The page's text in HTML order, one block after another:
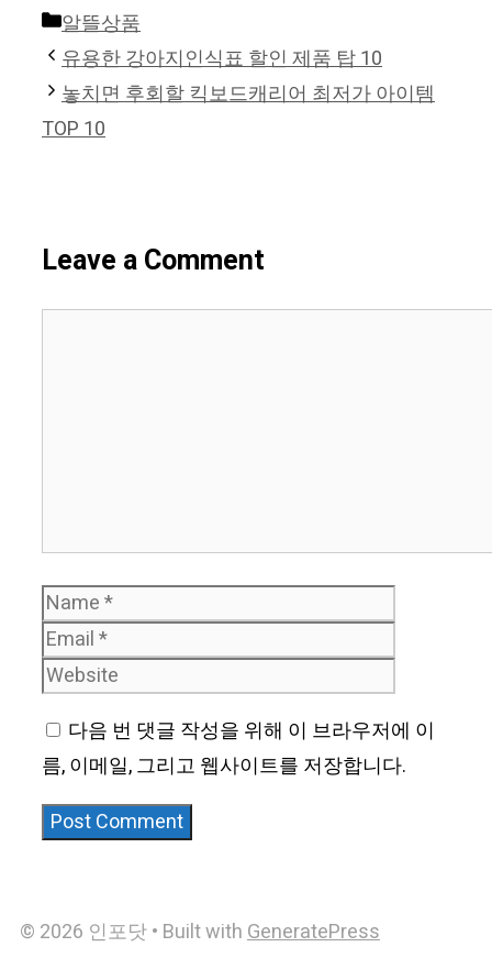
Categories
알뜰상품
유용한 강아지인식표 할인 제품 탑 10
놓치면 후회할 킥보드캐리어 최저가 아이템
TOP 10
Leave a Comment
Name
다음 번 댓글 작성을 위해 이 브라우저에 이
름, 이메일, 그리고 웹사이트를 저장합니다.
© 2026 인포닷• Built withGeneratePress